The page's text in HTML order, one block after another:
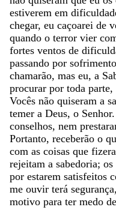
estiverem em
chegar, eu caçoarei de
quando o terror vier
fortes ventos de
passando por
chamarão, mas eu, a
procurar por toda parte,
Vocês não quiseram a
temer a Deus, o Senhor.
conselhos, nem
Portanto, receberão o
com as coisas que
rejeitam a sabedoria; os
por estarem satisfeitos
me ouvir terá segurança,
motivo para ter medo de